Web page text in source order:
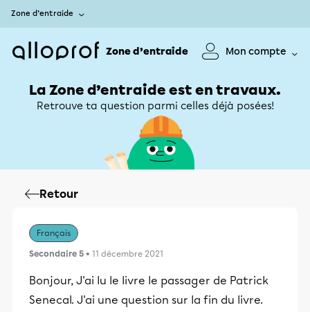
Zone d’entraide
Zone d’entraide Mon compte
La Zone d’entraide est en travaux.
Retrouve ta question parmi celles déjà posées!
Retour
Français
Secondaire 5 • 11 décembre 2021
Bonjour, J'ai lu le livre le passager de Patrick
Senecal. J'ai une question sur la fin du livre.